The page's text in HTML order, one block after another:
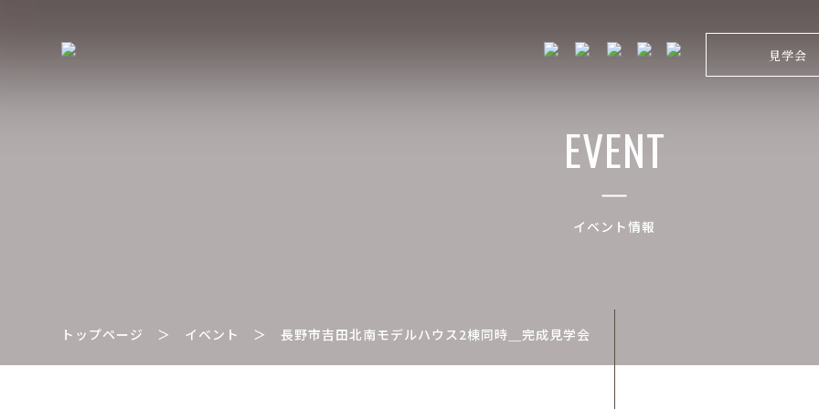
見学会
EVENT
イベント情報
トップページ ＞ イベント ＞長野市吉田北南モデルハウス2棟同時＿完成見学会